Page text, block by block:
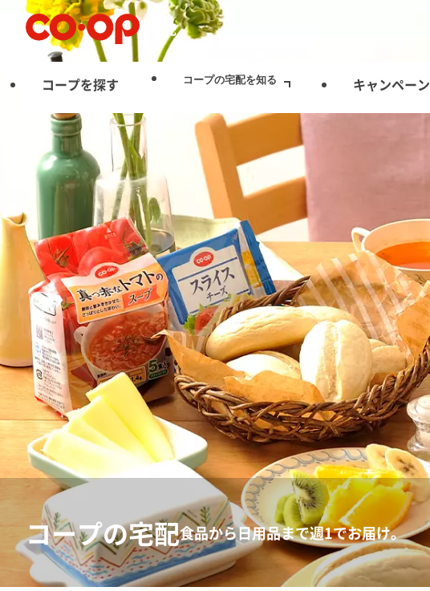
宅配
コープを探す コープの宅配を知る キャンペーン
コープの宅配食品から日用品まで週1でお届け。